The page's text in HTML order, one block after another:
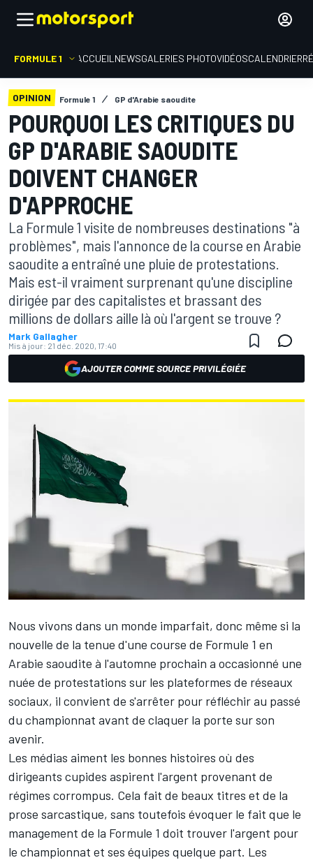
FORMULE 1 ACCUEIL NEWSGALERIES PHOTOVIDÉOSCALENDRIER
OPINION Formule 1 GP d'Arabie saoudite
POURQUOI LES CRITIQUES DU
GP D'ARABIE SAOUDITE
DOIVENT CHANGER
D'APPROCHE
La Formule 1 visite de nombreuses destinations "à
problèmes", mais l'annonce de la course en Arabie
saoudite a entraîné une pluie de protestations.
Mais est-il vraiment surprenant qu'une discipline
dirigée par des capitalistes et brassant des
millions de dollars aille là où l'argent se trouve ?
Mark Gallagher
Mis à jour: 21 déc. 2020, 17:40
AJOUTER COMME SOURCE PRIVILÉGIÉE
Nous vivons dans un monde imparfait, donc même si la
nouvelle de la tenue d'une course de Formule 1 en
Arabie saoudite à l'automne prochain a occasionné une
nuée de protestations sur les plateformes de réseaux
sociaux, il convient de s'arrêter pour réfléchir au passé
du championnat avant de claquer la porte sur son
avenir.
Les médias aiment les bonnes histoires où des
dirigeants cupides aspirent l'argent provenant de
régimes corrompus. Cela fait de beaux titres et de la
prose sarcastique, sans toutefois évoquer le fait que le
management de la Formule 1 doit trouver l'argent pour
le championnat et ses équipes quelque part. Les